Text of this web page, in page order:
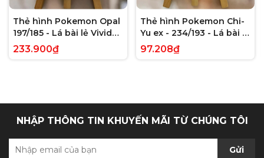
Thẻ hình Pokemon Opal
197/185 - Lá bài lẻ Vivid
Voltage Hyper Rare tiếng
Anh chính hãng
233.900₫
Thẻ hình Pokemon Chi-
Yu ex - 234/193 - Lá bài lẻ
Paldea Evolved Full Art
Secret Rare tiếng Anh
97.208₫
NHẬP THÔNG TIN KHUYẾN MÃI TỪ CHÚNG TÔI
Gửi